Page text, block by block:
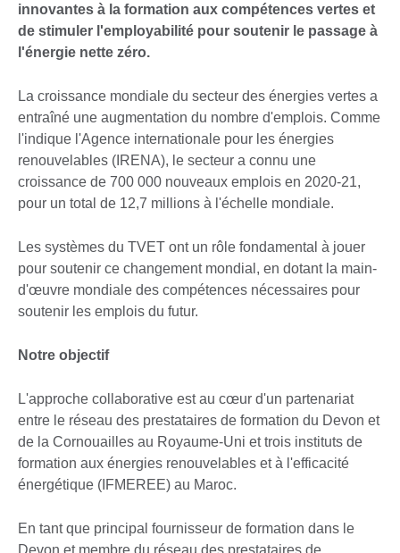
innovantes à la formation aux compétences vertes et
de stimuler l'employabilité pour soutenir le passage à
l'énergie nette zéro.
La croissance mondiale du secteur des énergies vertes a
entraîné une augmentation du nombre d'emplois. Comme
l'indique l'Agence internationale pour les énergies
renouvelables (IRENA), le secteur a connu une
croissance de 700 000 nouveaux emplois en 2020-21,
pour un total de 12,7 millions à l'échelle mondiale.
Les systèmes du TVET ont un rôle fondamental à jouer
pour soutenir ce changement mondial, en dotant la main-
d'œuvre mondiale des compétences nécessaires pour
soutenir les emplois du futur.
Notre objectif
L'approche collaborative est au cœur d'un partenariat
entre le réseau des prestataires de formation du Devon et
de la Cornouailles au Royaume-Uni et trois instituts de
formation aux énergies renouvelables et à l'efficacité
énergétique (IFMEREE) au Maroc.
En tant que principal fournisseur de formation dans le
Devon et membre du réseau des prestataires de